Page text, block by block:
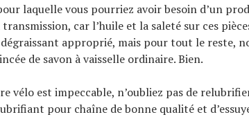
laquelle vous pourriez avoir besoin d’un
car l’huile et la saleté sur ces
approprié, mais pour tout le reste,
de savon à vaisselle ordinaire. Bien.
vélo est impeccable, n’oubliez pas de
pour chaîne de bonne qualité et